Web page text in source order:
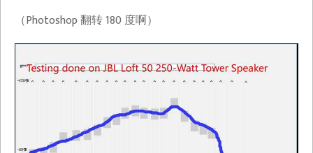
（Photoshop 翻转 180 度啊）